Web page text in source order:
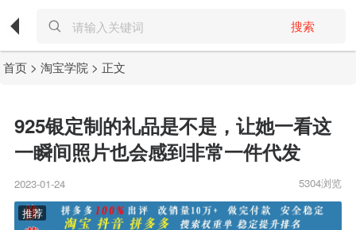
搜索
首页 >淘宝学院 > 正文
925银定制的礼品是不是，让她一看这
一瞬间照片也会感到非常一件代发
2023-01-24 5304浏览